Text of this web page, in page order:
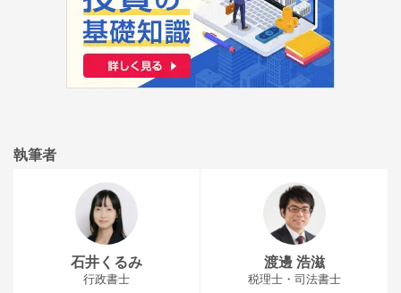
執筆者
石井くるみ
行政書士
渡邊 浩滋
税理士・司法書士